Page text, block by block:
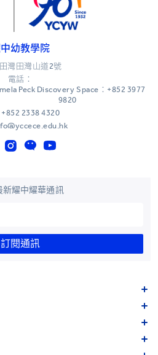
幼教學院
灣田灣山道2號
電話：
Peck Discovery Space：+852 3977
9820
2338 4320
新耀中耀華通訊
訂閱通訊